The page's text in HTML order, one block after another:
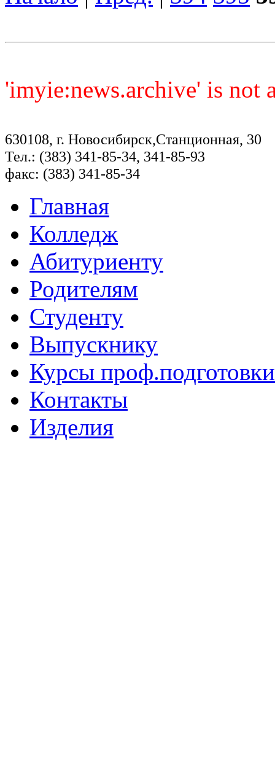
'imyie:news.archive' is not
630108, г. Новосибирск,Станционная, 30
Тел.: (383) 341-85-34, 341-85-93
факс: (383) 341-85-34
Главная
Колледж
Абитуриенту
Родителям
Студенту
Выпускнику
Курсы проф.подготовки
Контакты
Изделия